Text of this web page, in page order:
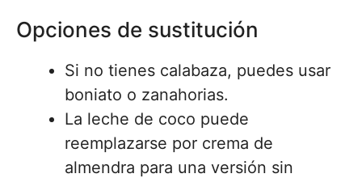
Opciones de sustitución
Si no tienes calabaza, puedes usar
boniato o zanahorias.
La leche de coco puede
reemplazarse por crema de
almendra para una versión sin